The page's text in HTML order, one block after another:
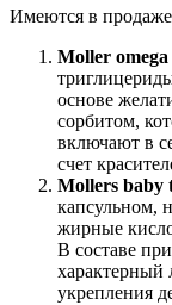
Имеются в
Moller
основе
сорбитом,
включают в
счет
Mollers baby
капсульном,
жирные
В составе
характерный
укрепления